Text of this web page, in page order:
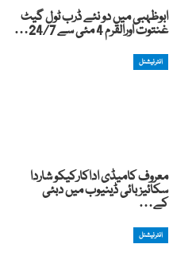
ابوظہبی میں دو نئے ڈرب ٹول گیٹ
غنتوت اورالقرم 4 مئی سے 24/7…
انٹرنیشنل
معروف کامیڈی اداکارکیکو شاردا
سکائیز بائی ڈینیوب میں دبئی
کے…
انٹرنیشنل